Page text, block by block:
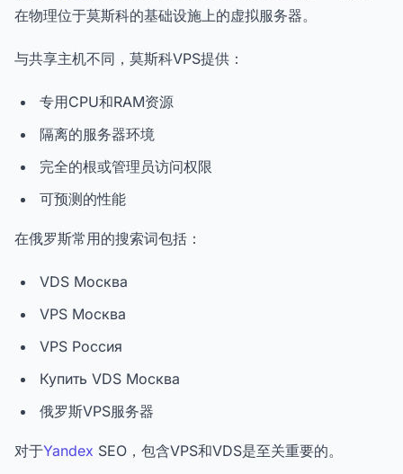
在物理位于莫斯科的基础设施上的虚拟服务器。
与共享主机不同，莫斯科VPS提供：
专用CPU和RAM资源
隔离的服务器环境
完全的根或管理员访问权限
可预测的性能
在俄罗斯常用的搜索词包括：
VDS Москва
VPS Москва
VPS Россия
Купить VDS Москва
俄罗斯VPS服务器
对于Yandex SEO，包含VPS和VDS是至关重要的。